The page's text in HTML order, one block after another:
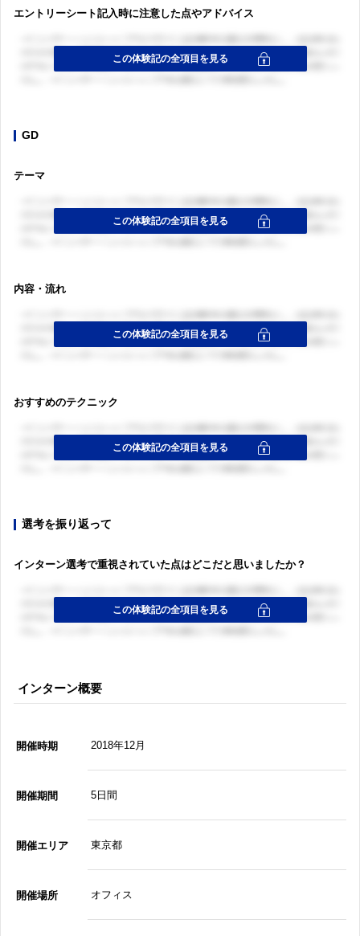
エントリーシート記入時に注意した点やアドバイス
GD
テーマ
内容・流れ
おすすめのテクニック
選考を振り返って
インターン選考で重視されていた点はどこだと思いましたか？
インターン概要
開催時期 2018年12月
開催期間 5日間
開催エリア 東京都
開催場所 オフィス